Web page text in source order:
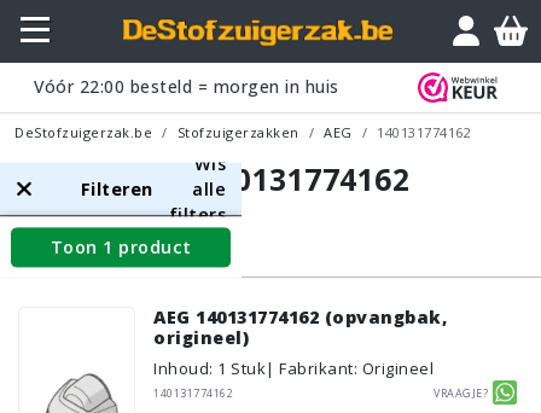
Vóór 22:00 besteld = morgen in huis
DeStofzuigerzak.be Stofzuigerzakken AEG 140131774162
AEG 140131774162
Filteren
Wis
alle
filters
Toon 1 product
Opvangbakken
AEG 140131774162 (opvangbak,
origineel)
Inhoud: 1 Stuk| Fabrikant: Origineel
140131774162
Vraagje?